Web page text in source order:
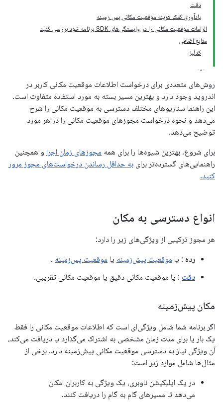
دقت
یادآوری کمک هزینه موقعیت مکانی پس زمینه
الزامات موقعیت مکانی را در وابستگی‌های SDK برنامه خود بررسی کنید
منابع اضافی
کدلبز
روش‌های متعددی برای درخواست اطلاعات موقعیت مکانی کاربر در
اندروید وجود دارد و بهترین مسیر بسته به مورد استفاده متفاوت است.
این راهنما سناریوهای مختلف دسترسی به موقعیت مکانی را شرح
می‌دهد و نحوه درخواست مجوزهای موقعیت مکانی را در هر مورد
توضیح می‌دهد.
برای شروع، بهترین شیوه‌ها را برای همه مجوزهای زمان اجرا و همچنین
راهنمایی‌های گسترده‌تر برای به حداقل رساندن درخواست‌های مجوز مرور
کنید.
انواع دسترسی به مکان
هر مجوز ترکیبی از ویژگی‌های زیر را دارد:
رده : یا موقعیت پیش‌زمینه یا موقعیت پس‌زمینه .
دقت : یا موقعیت مکانی دقیق یا موقعیت مکانی تقریبی.
مکان پیش‌زمینه
اگر برنامه شما شامل ویژگی‌ای است که اطلاعات موقعیت مکانی را فقط
یک بار یا برای مدت زمان مشخصی به اشتراک می‌گذارد یا دریافت می‌کند،
آن ویژگی نیاز به دسترسی موقعیت مکانی پیش‌زمینه دارد. برخی از
مثال‌ها شامل موارد زیر است:
در یک اپلیکیشن ناوبری، یک ویژگی به کاربران امکان
می‌دهد تا مسیرهای گام به گام را دریافت کنند.